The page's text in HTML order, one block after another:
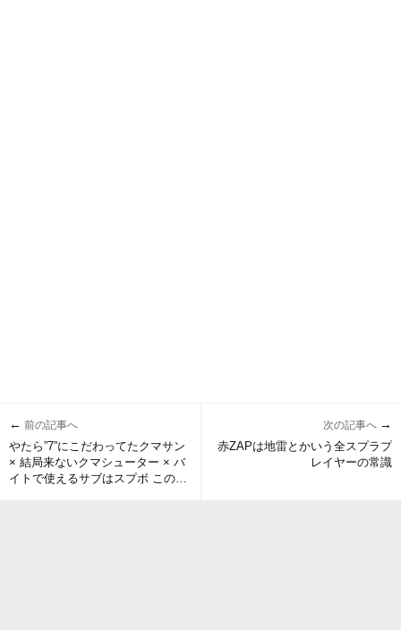
← 前の記事へ
やたら”7”にこだわってたクマサン
× 結局来ないクマシューター × バ
イトで使えるサブはスプボ この伏
次の記事へ →
赤ZAPは地雷とかいう全スプラプ
レイヤーの常識